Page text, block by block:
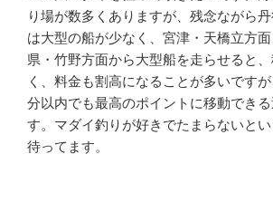
り場が数多くありますが、残念ながら
は大型の船が少なく、宮津・天橋立方
県・竹野方面から大型船を走らせると
く、料金も割高になることが多いです
分以内でも最高のポイントに移動でき
す。マダイ釣りが好きでたまらないと
待ってます。